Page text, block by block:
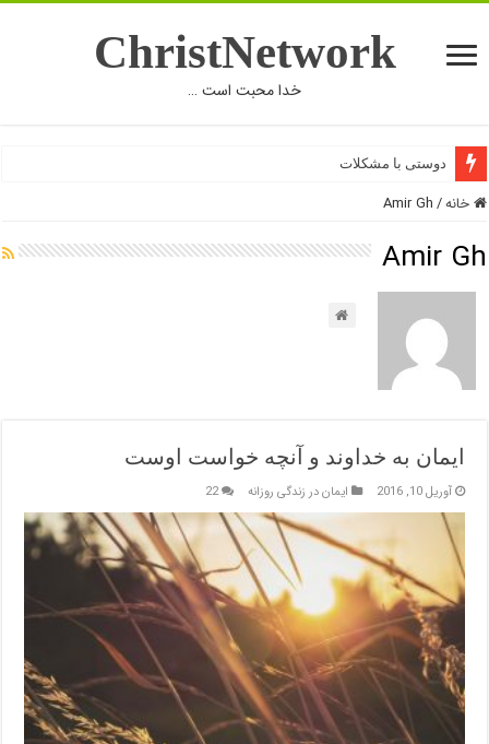
ChristNetwork
خدا محبت است …
دوستی با مشکلات
خانه/
Amir Gh
Amir Gh
ایمان به خداوند و آنچه خواست اوست
آوریل 10, 2016 ایمان در زندگی روزانه 22